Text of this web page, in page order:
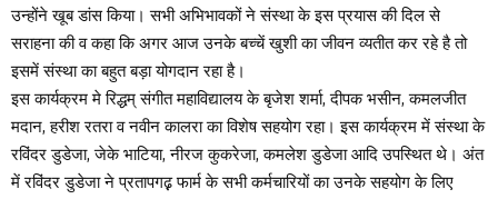
उन्होंने खूब डांस किया। सभी अभिभावकों ने संस्था के इस प्रयास की दिल से
सराहना की व कहा कि अगर आज उनके बच्चें खुशी का जीवन व्यतीत कर रहे है तो
इसमें संस्था का बहुत बड़ा योगदान रहा है।
इस कार्यक्रम मे रिद्धम् संगीत महाविद्यालय के बृजेश शर्मा, दीपक भसीन, कमलजीत
मदान, हरीश रतरा व नवीन कालरा का विशेष सहयोग रहा। इस कार्यक्रम में संस्था के
रविंदर डुडेजा, जेके भाटिया, नीरज कुकरेजा, कमलेश डुडेजा आदि उपस्थित थे। अंत
में रविंदर डुडेजा ने प्रतापगढ़़ फार्म के सभी कर्मचारियों का उनके सहयोग के लिए